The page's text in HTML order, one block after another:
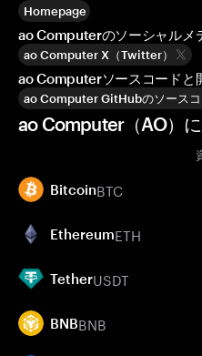
Homepage
ao Computerのソーシャルメ
ao Computer X（Twitter）
ao Computerソースコードと
ao Computer GitHubのソースコ
ao Computer（AO）
BitcoinBTC
EthereumETH
TetherUSDT
BNBBNB